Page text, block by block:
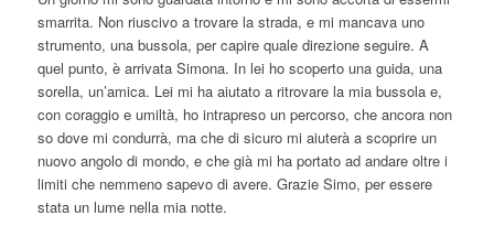
smarrita. Non riuscivo a trovare la strada, e mi mancava uno
strumento, una bussola, per capire quale direzione seguire. A
quel punto, è arrivata Simona. In lei ho scoperto una guida, una
sorella, un’amica. Lei mi ha aiutato a ritrovare la mia bussola e,
con coraggio e umiltà, ho intrapreso un percorso, che ancora non
so dove mi condurrà, ma che di sicuro mi aiuterà a scoprire un
nuovo angolo di mondo, e che già mi ha portato ad andare oltre i
limiti che nemmeno sapevo di avere. Grazie Simo, per essere
stata un lume nella mia notte.